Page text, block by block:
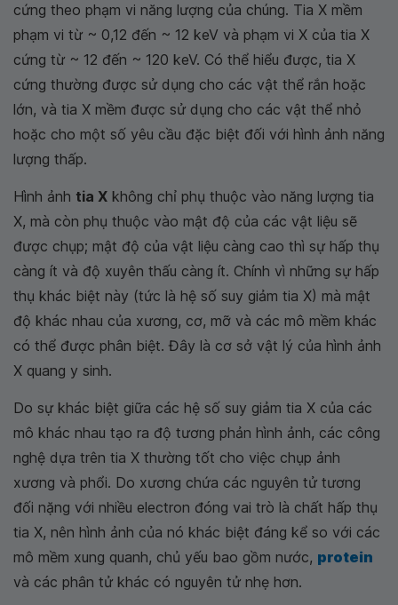
cứng theo phạm vi năng lượng của chúng. Tia X mềm
phạm vi từ ~ 0,12 đến ~ 12 keV và phạm vi X của tia X
cứng từ ~ 12 đến ~ 120 keV. Có thể hiểu được, tia X
cứng thường được sử dụng cho các vật thể rắn hoặc
lớn, và tia X mềm được sử dụng cho các vật thể nhỏ
hoặc cho một số yêu cầu đặc biệt đối với hình ảnh năng
lượng thấp.
Hình ảnh tia X không chỉ phụ thuộc vào năng lượng tia
X, mà còn phụ thuộc vào mật độ của các vật liệu sẽ
được chụp; mật độ của vật liệu càng cao thì sự hấp thụ
càng ít và độ xuyên thấu càng ít. Chính vì những sự hấp
thụ khác biệt này (tức là hệ số suy giảm tia X) mà mật
độ khác nhau của xương, cơ, mỡ và các mô mềm khác
có thể được phân biệt. Đây là cơ sở vật lý của hình ảnh
X quang y sinh.
Do sự khác biệt giữa các hệ số suy giảm tia X của các
mô khác nhau tạo ra độ tương phản hình ảnh, các công
nghệ dựa trên tia X thường tốt cho việc chụp ảnh
xương và phổi. Do xương chứa các nguyên tử tương
đối nặng với nhiều electron đóng vai trò là chất hấp thụ
tia X, nên hình ảnh của nó khác biệt đáng kể so với các
mô mềm xung quanh, chủ yếu bao gồm nước, protein
và các phân tử khác có nguyên tử nhẹ hơn.